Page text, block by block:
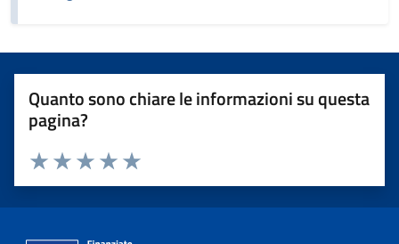
Quanto sono chiare le informazioni su questa
pagina?
Valuta 5 stelle su 5
Valuta 4 stelle su 5
Valuta 3 stelle su 5
Valuta 2 stelle su 5
Valuta 1 stelle su 5